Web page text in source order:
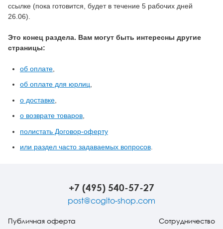
ссылке (пока готовится, будет в течение 5 рабочих дней
26.06).
Это конец раздела. Вам могут быть интересны другие
страницы:
об оплате
об оплате для юрлиц,
о доставке
о возврате товаров,
полистать Договор-оферту
или раздел часто задаваемых вопросов.
+7 (495) 540-57-27
post@cogito-shop.com
Публичная оферта Сотрудничество